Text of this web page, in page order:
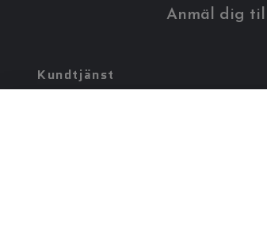
Anmäl dig
Kundtjänst